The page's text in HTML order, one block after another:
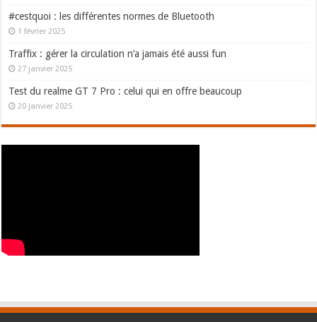
#cestquoi : les différentes normes de Bluetooth
1 février 2025
Traffix : gérer la circulation n’a jamais été aussi fun
27 janvier 2025
Test du realme GT 7 Pro : celui qui en offre beaucoup
20 janvier 2025